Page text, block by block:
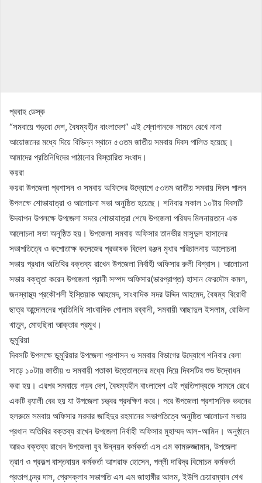
প্রবাহ ডেস্ক
“সমবায়ে গড়বো দেশ, বৈষম্যহীন বাংলাদেশ” এই শ্লোগানকে সামনে রেখে নানা
আয়োজনের মধ্যে দিয়ে বিভিন্ন স্থানে ৫৩তম জাতীয় সমবায় দিবস পালিত হয়েছে।
আমাদের প্রতিনিধিদের পাঠানোর বিস্তারিত সংবাদ।
কয়রা
কয়রা উপজেলা প্রশাসন ও সমবায় অফিসের উদ্যোগে ৫৩তম জাতীয় সমবায় দিবস পালন
উপলক্ষে শোভাযাত্রা ও আলোচনা সভা অনুষ্ঠিত হয়েছে। শনিবার সকাল ১০টায় দিবসটি
উদযাপন উপলক্ষে উপজেলা সদরে শোভাযাত্রা শেষে উপজেলা পরিষদ মিলনায়তনে এক
আলোচনা সভা অনুষ্ঠিত হয়। উপজেলা সমবায় অফিসার তানভীর মাসুদুল হাসানের
সভাপতিত্বে ও কপোতাক্ষ কলেজের প্রভাষক বিদেশ রঞ্জন মৃধার পরিচালনায় আলোচনা
সভায় প্রধান অতিথির বক্তব্য রাখেন উপজেলা নির্বাহী অফিসার রুলী বিশ্বাস। আলোচনা
সভায় বক্তৃতা করেন উপজেলা প্রানী সম্পদ অফিসার(ভারপ্রাপ্ত) হাসান ফেরদৌস কমল,
জনস্বাস্থ্য প্রকৌশলী ইস্তিয়াক আহমেদ, সাংবাদিক সদর উদ্দিন আহমেদ, বৈষম্য বিরোধী
ছাত্র আন্দোলনের প্রতিনিধি সাংবাদিক গোলাম রব্বানী, সমবায়ী আছাদুল ইসলাম, রোজিনা
খাতুন, মোহছিনা আক্তার প্রমুখ।
ডুমুরিয়া
দিবসটি উপলক্ষে ডুমুরিয়ার উপজেলা প্রশাসন ও সমবায় বিভাগের উদ্যোগে শনিবার বেলা
সাড়ে ১০টায় জাতীয় ও সমবায়ী পতাকা উত্তোলনের মধ্যে দিয়ে দিবসটির শুভ উদ্বোধন
করা হয়। এরপর সমবায়ে গড়ব দেশ, বৈষম্যহীন বাংলাদেশ এই প্রতিপাদ্যকে সামনে রেখে
একটি র‌্যালী বের হয় যা উপজেলা চত্ত্বর প্রদক্ষিণ করে। পরে উপজেলা প্রশাসনিক ভবনের
হলরুমে সমবায় অফিসার সরদার জাহিদুর রহমানের সভাপতিত্বে অনুষ্ঠিত আলোচনা সভায়
প্রধান অতিথির বক্তব্য রাখেন উপজেলা নির্বাহী অফিসার মুহাম্মদ আল-আমিন। অনুষ্ঠানে
আরও বক্তব্য রাখেন উপজেলা যুব উন্নয়ন কর্মকর্তা এস এম কামরুজ্জামান, উপজেলা
ত্রাণ ও প্রকল্প বাস্তবায়ন কর্মকর্তা আশরাফ হোসেন, পল্লী দারিদ্র বিমোচন কর্মকর্তা
প্রতাপ চন্দ্র দাস, প্রেসক্লাব সভাপতি এস এম জাহাঙ্গীর আলম, ইউপি চেয়ারম্যান শেখ